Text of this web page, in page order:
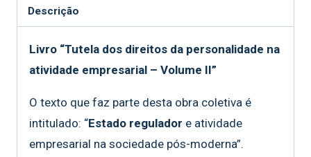
Descrição
Livro “Tutela dos direitos da personalidade na
atividade empresarial – Volume II”
O texto que faz parte desta obra coletiva é
intitulado: “Estado regulador e atividade
empresarial na sociedade pós-moderna”.